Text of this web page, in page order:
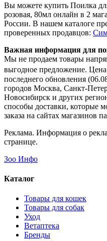
Вы можете купить Поилка
розовая, 80мл онлайн в 2
России. В нашем каталоге
проверенных продавцов:
Важная информация для
Мы не продаем товары
выгодное предложение.
последнего обновления
городов Москва, Санкт-
Новосибирск и других
способы доставки, которые
заказа на сайтах магазинов
Реклама. Информация о
странице.
Зоо Инфо
Каталог
Товары для кошек
Товары для собак
Уход
Ветаптека
Бренды